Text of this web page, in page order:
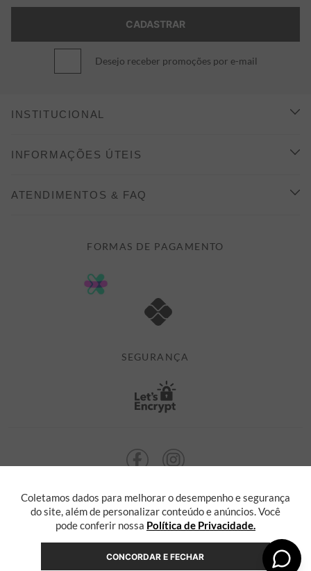
Coletamos dados para melhorar o desempenho e segurança
do site, além de personalizar conteúdo e anúncios. Você
pode conferir nossa Política de Privacidade.
CONCORDAR E FECHAR
Desejo receber promoções por e-mail
INSTITUCIONAL
CONHEÇA A ALEATORY
INFORMAÇÕES ÚTEIS
FORMAS DE PAGAMENTO
POLÍTICA DE PRIVACIDADE
ATENDIMENTOS & FAQ
ATENDIMENTO@ALEATORYSTORE.COM.BR
FORMAS DE PAGAMENTO
SEGURANÇA
ALEATORY @ 2013 TODOS OS DIREITOS RESERVADOS. Radasha Comércio
Eletrônico e Serviços Ltda, com sede na Rua F, nº 329, LT12 QDXI
Serra, Espírito Santo - ES, inscrita no CNPJ sob o nº 55.871.646/0001-36